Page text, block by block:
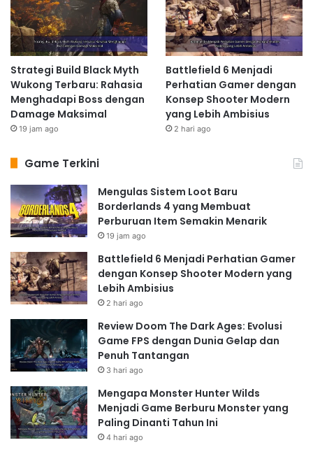
Strategi Build Black Myth
Wukong Terbaru: Rahasia
Menghadapi Boss dengan
Damage Maksimal
19 jam ago
Battlefield 6 Menjadi
Perhatian Gamer dengan
Konsep Shooter Modern
yang Lebih Ambisius
2 hari ago
Game Terkini
Mengulas Sistem Loot Baru
Borderlands 4 yang Membuat
Perburuan Item Semakin Menarik
19 jam ago
Battlefield 6 Menjadi Perhatian Gamer
dengan Konsep Shooter Modern yang
Lebih Ambisius
2 hari ago
Review Doom The Dark Ages: Evolusi
Game FPS dengan Dunia Gelap dan
Penuh Tantangan
3 hari ago
Mengapa Monster Hunter Wilds
Menjadi Game Berburu Monster yang
Paling Dinanti Tahun Ini
4 hari ago